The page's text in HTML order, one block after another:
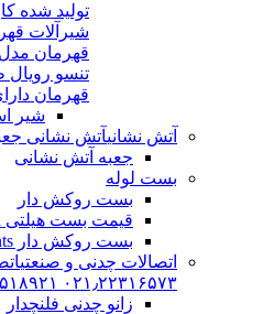
شیرآلات
قهرمان
تنسو
قهرمان دارای ضمانت۵ساله میباشند پس از اتمام ضمانت
شیر
آتش نشانیآتش نشانی جعبه
جعبه آتش نشانی
بست لوله
بست روکش دار
قیمت بست هیلتی hilti
بست روکش دار nts
اتصالات چدنی و صنعتی
۰۲۱٫۲۲۳۱۶۵۷۳ ۰۹۱۲۵۵۱۸۹۲۱
زانو چدنی فلنچدار